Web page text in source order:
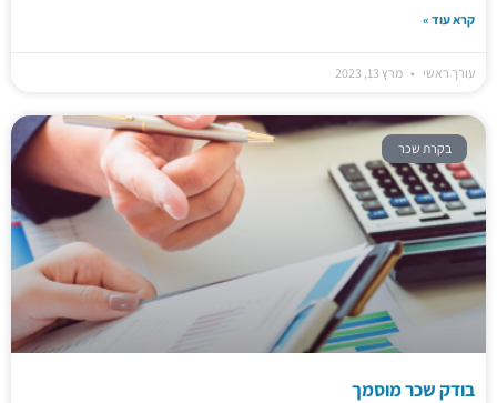
קרא עוד »
עורך ראשי מרץ 13, 2023
בקרת שכר
בודק שכר מוסמך